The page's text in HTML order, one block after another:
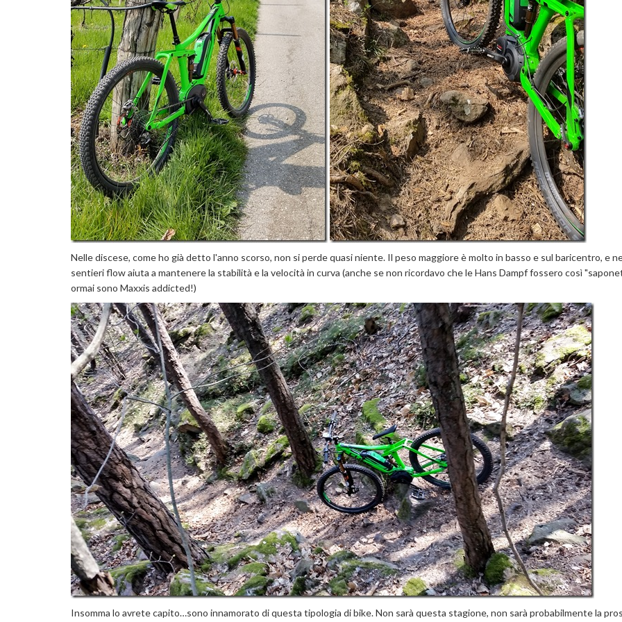
Nelle discese, come ho già detto l'anno scorso, non si perde quasi niente. Il peso maggiore è molto in basso e sul baricentro, e
sentieri flow aiuta a mantenere la stabilità e la velocità in curva (anche se non ricordavo che le Hans Dampf fossero così
ormai sono Maxxis addicted!)
Insomma lo avrete capito…sono innamorato di questa tipologia di bike. Non sarà questa stagione, non sarà probabilmente la